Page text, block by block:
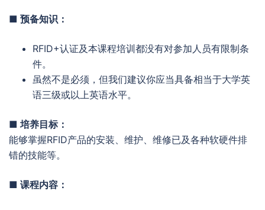
■ 预备知识：
RFID+认证及本课程培训都没有对参加人员有限制条
件。
虽然不是必须，但我们建议你应当具备相当于大学英
语三级或以上英语水平。
■ 培养目标：
能够掌握RFID产品的安装、维护、维修已及各种软硬件排
错的技能等。
■ 课程内容：